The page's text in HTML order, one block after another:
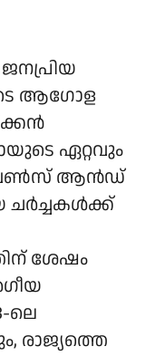
ആഗോള
ഏറ്റവും
വണ്‍സ് ആന്‍ഡ്
ചര്‍ച്ചകള്‍ക്ക്
ശേഷം
ലെ
രാജ്യത്തെ